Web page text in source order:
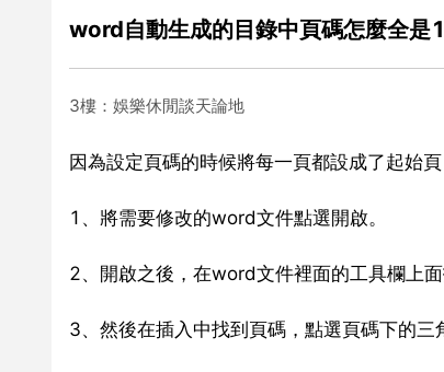
word自動生成的目錄中頁碼怎麼全是
3樓：娛樂休閒談天論地
因為設定頁碼的時候將每一頁都設成了起始
1、將需要修改的word文件點選開啟。
2、開啟之後，在word文件裡面的工具欄上面
3、然後在插入中找到頁碼，點選頁碼下的三